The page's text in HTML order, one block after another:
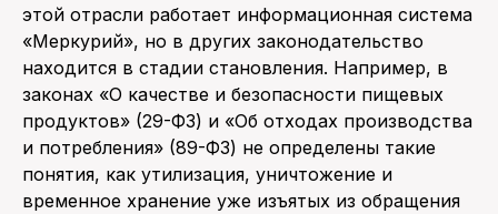
этой отрасли работает информационная система
«Меркурий», но в других законодательство
находится в стадии становления. Например, в
законах «О качестве и безопасности пищевых
продуктов» (29-ФЗ) и «Об отходах производства
и потребления» (89-ФЗ) не определены такие
понятия, как утилизация, уничтожение и
временное хранение уже изъятых из обращения